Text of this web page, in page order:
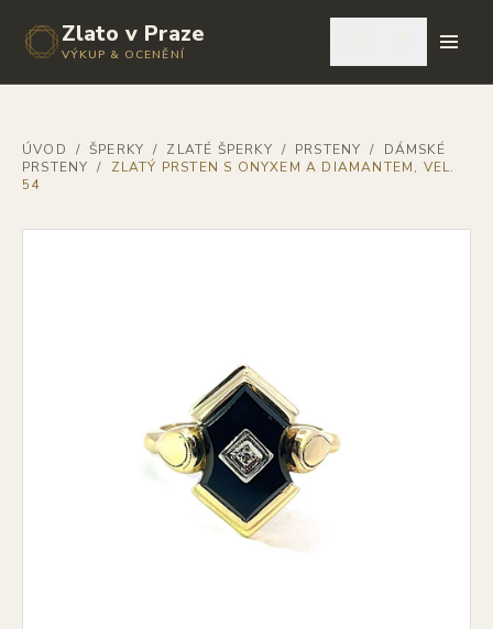
Zlato v Praze
VÝKUP & OCENĚNÍ
ÚVOD / ŠPERKY / ZLATÉ ŠPERKY / PRSTENY /
DÁMSKÉ
PRSTENY /
ZLATÝ PRSTEN S ONYXEM A DIAMANTEM, VEL.
54